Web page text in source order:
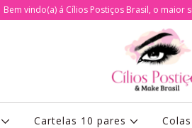
Bem vindo(a) á Cílios Postiços Brasil, o maior
Cartelas 10 pares